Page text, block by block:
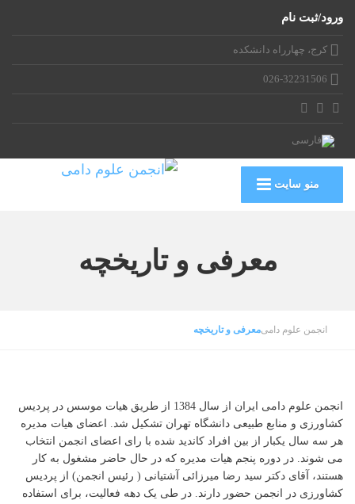
ورود/ثبت نام
کرج، چهارراه دانشکده
026-32231506
منو سایت
معرفی و تاریخچه
انجمن علوم دامیمعرفی و تاریخچه
انجمن علوم دامی ایران از سال 1384 از طریق هیات موسس در پردیس
کشاورزی و منابع طبیعی دانشگاه تهران تشکیل شد. اعضای هیات مدیره
هر سه سال یکبار از بین افراد کاندید شده با رای اعضای انجمن انتخاب
می شوند. در دوره پنجم هیات مدیره که در حال حاضر مشغول به کار
هستند، آقای دکتر سید رضا میرزائی آشتیانی ( رئیس انجمن) از پردیس
کشاورزی در انجمن حضور دارند. در طی یک دهه فعالیت، برای استفاده